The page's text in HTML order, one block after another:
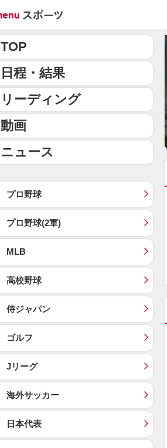
TOP
日程・結果
リーディング
動画
ニュース
プロ野球
プロ野球(2軍)
MLB
高校野球
侍ジャパン
ゴルフ
Jリーグ
海外サッカー
日本代表